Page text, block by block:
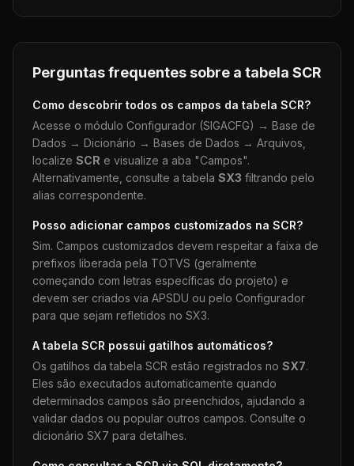
Perguntas frequentes sobre a tabela SCR
Como descobrir todos os campos da tabela SCR?
Acesse o módulo Configurador (SIGACFG) → Base de
Dados → Dicionário → Bases de Dados → Arquivos,
localize SCR e visualize a aba "Campos".
Alternativamente, consulte a tabela SX3 filtrando pelo
alias correspondente.
Posso adicionar campos customizados na SCR?
Sim. Campos customizados devem respeitar a faixa de
prefixos liberada pela TOTVS (geralmente
começando com letras específicas do projeto) e
devem ser criados via APSDU ou pelo Configurador
para que sejam refletidos no SX3.
A tabela SCR possui gatilhos automáticos?
Os gatilhos da tabela SCR estão registrados no SX7.
Eles são executados automaticamente quando
determinados campos são preenchidos, ajudando a
validar dados ou popular outros campos. Consulte o
dicionário SX7 para detalhes.